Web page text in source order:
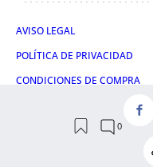
AVISO LEGAL
POLÍTICA DE PRIVACIDAD
CONDICIONES DE COMPRA
© 2026 El